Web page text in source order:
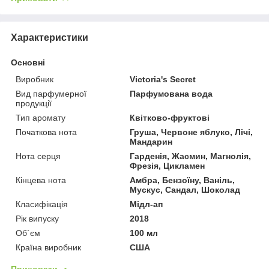
Характеристики
Основні
Виробник
Victoria's Secret
Вид парфумерної
продукції
Парфумована вода
Тип аромату
Квітково-фруктові
Початкова нота
Груша, Червоне яблуко, Лічі,
Мандарин
Нота серця
Гарденія, Жасмин, Магнолія,
Фрезія, Цикламен
Кінцева нота
Амбра, Бензоїну, Ваніль,
Мускус, Сандал, Шоколад
Класифікація
Мідл-ап
Рік випуску
2018
Об`єм
100 мл
Країна виробник
США